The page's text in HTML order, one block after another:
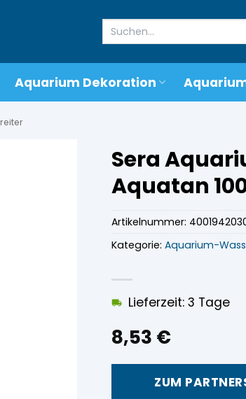
Suchen
nach:
Aquarium Dekoration
Sera
Aquatan
8,53 €
Lieferzeit: 3 Tage
ZUM
Artikelnummer:
Kategorie: Aquarium-